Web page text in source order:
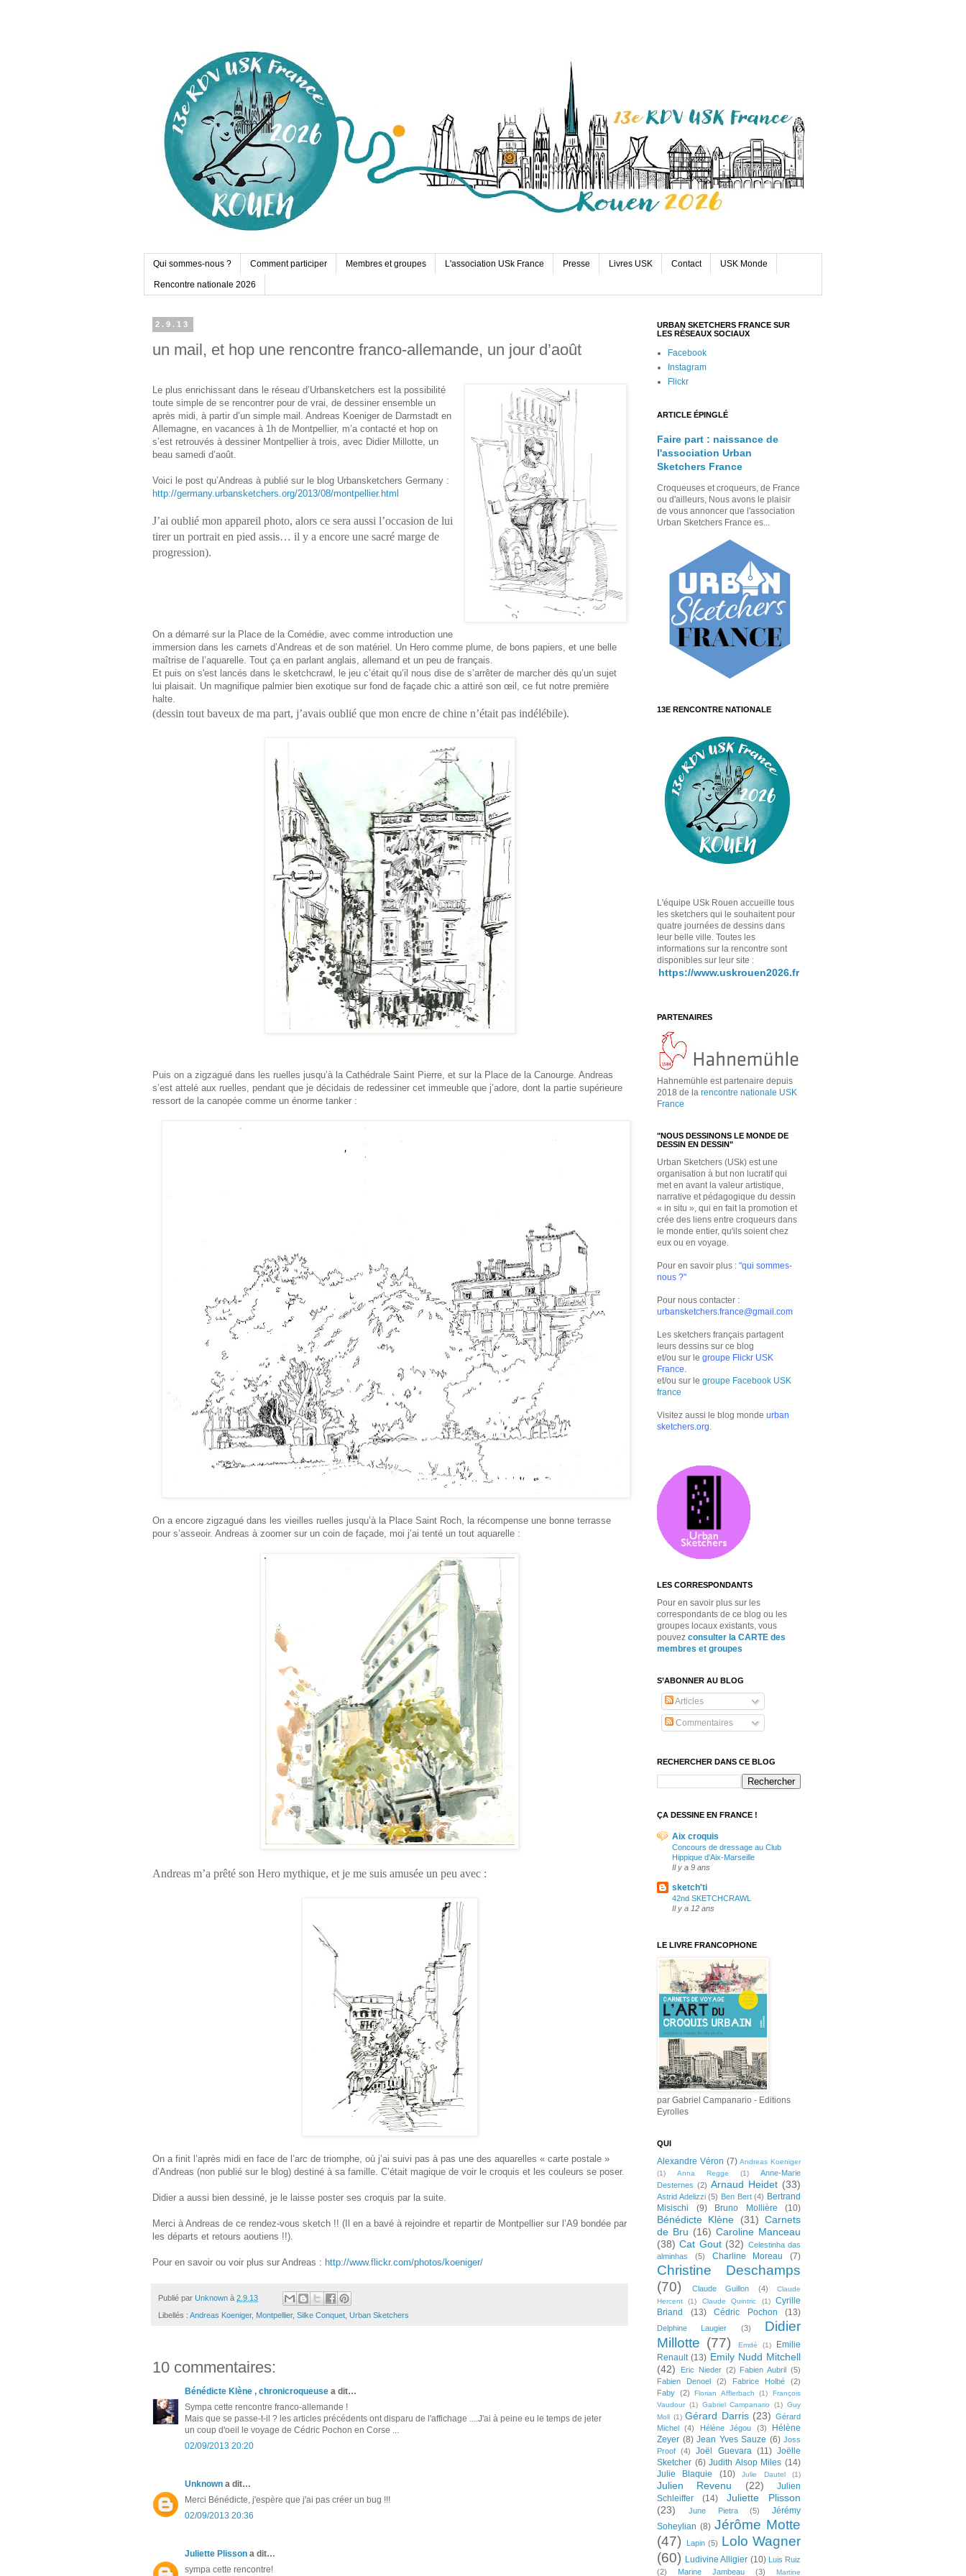
Qui sommes-nous ? Comment participer Membres et groupes L'association USk France Presse Livres USK Contact USK Monde
Rencontre nationale 2026
2.9.13
un mail, et hop une rencontre franco-allemande, un jour d’août
Le plus enrichissant dans le réseau d’Urbansketchers est la possibilité
toute simple de se rencontrer pour de vrai, de dessiner ensemble un
après midi, à partir d’un simple mail. Andreas Koeniger de Darmstadt en
Allemagne, en vacances à 1h de Montpellier, m’a contacté et hop on
s’est retrouvés à dessiner Montpellier à trois, avec Didier Millotte, un
beau samedi d’août.
Voici le post qu’Andreas à publié sur le blog Urbansketchers Germany :
http://germany.urbansketchers.org/2013/08/montpellier.html
J’ai oublié mon appareil photo, alors ce sera aussi l’occasion de lui
tirer un portrait en pied assis… il y a encore une sacré marge de
progression).
On a démarré sur la Place de la Comédie, avec comme introduction une
immersion dans les carnets d’Andreas et de son matériel. Un Hero comme plume, de bons papiers, et une belle
maîtrise de l’aquarelle. Tout ça en parlant anglais, allemand et un peu de français.
Et puis on s'est lancés dans le sketchcrawl, le jeu c’était qu’il nous dise de s’arrêter de marcher dès qu’un sujet
lui plaisait. Un magnifique palmier bien exotique sur fond de façade chic a attiré son œil, ce fut notre première
halte.
(dessin tout baveux de ma part, j’avais oublié que mon encre de chine n’était pas indélébile).
Puis on a zigzagué dans les ruelles jusqu’à la Cathédrale Saint Pierre, et sur la Place de la Canourge. Andreas
s’est attelé aux ruelles, pendant que je décidais de redessiner cet immeuble que j’adore, dont la partie supérieure
ressort de la canopée comme un énorme tanker :
On a encore zigzagué dans les vieilles ruelles jusqu’à la Place Saint Roch, la récompense une bonne terrasse
pour s’asseoir. Andreas à zoomer sur un coin de façade, moi j’ai tenté un tout aquarelle :
Andreas m’a prêté son Hero mythique, et je me suis amusée un peu avec :
On a finit l’après midi en face de l’arc de triomphe, où j’ai suivi pas à pas une des aquarelles « carte postale »
d’Andreas (non publié sur le blog) destiné à sa famille. C’était magique de voir le croquis et les couleurs se poser.
Didier a aussi bien dessiné, je le laisse poster ses croquis par la suite.
Merci à Andreas de ce rendez-vous sketch !! (Il en a bavé à rejoindre et repartir de Montpellier sur l’A9 bondée par
les départs et retours aoutiens !!).
Pour en savoir ou voir plus sur Andreas : http://www.flickr.com/photos/koeniger/
Publié par Unknown à 2.9.13
Libellés : Andreas Koeniger, Montpellier, Silke Conquet Urban Sketchers
10 commentaires:
Bénédicte Klène , chronicroqueuse a dit…
Sympa cette rencontre franco-allemande !
Mais que se passe-t-il ? les articles précédents ont disparu de l'affichage ....J'ai à peine eu le temps de jeter
un coup d'oeil le voyage de Cédric Pochon en Corse ...
02/09/2013 20:20
Unknown a dit…
Merci Bénédicte, j'espère que j'ai pas créer un bug !!!
02/09/2013 20:36
Juliette Plisson a dit…
sympa cette rencontre!
URBAN SKETCHERS FRANCE SUR
LES RÉSEAUX SOCIAUX
Facebook
Instagram
Flickr
ARTICLE ÉPINGLÉ
Faire part : naissance de
l'association Urban
Sketchers France
Croqueuses et croqueurs, de France
ou d'ailleurs, Nous avons le plaisir
de vous annoncer que l'association
Urban Sketchers France es...
13E RENCONTRE NATIONALE
L'équipe USk Rouen accueille tous
les sketchers qui le souhaitent pour
quatre journées de dessins dans
leur belle ville. Toutes les
informations sur la rencontre sont
disponibles sur leur site :
https://www.uskrouen2026.fr
PARTENAIRES
Hahnemühle est partenaire depuis
2018 de la rencontre nationale USK
France
"NOUS DESSINONS LE MONDE DE
DESSIN EN DESSIN"
Urban Sketchers (USk) est une
organisation à but non lucratif qui
met en avant la valeur artistique,
narrative et pédagogique du dessin
« in situ », qui en fait la promotion et
crée des liens entre croqueurs dans
le monde entier, qu'ils soient chez
eux ou en voyage.
Pour en savoir plus : "qui sommes-
nous ?"
Pour nous contacter :
urbansketchers.france@gmail.com
Les sketchers français partagent
leurs dessins sur ce blog
et/ou sur le groupe Flickr USK
France
et/ou sur le groupe Facebook USK
france
Visitez aussi le blog monde urban
sketchers.org
LES CORRESPONDANTS
Pour en savoir plus sur les
correspondants de ce blog ou les
groupes locaux existants, vous
pouvez consulter la CARTE des
membres et groupes
S’ABONNER AU BLOG
Articles
Commentaires
RECHERCHER DANS CE BLOG
ÇA DESSINE EN FRANCE !
Aix croquis
Concours de dressage au Club
Hippique d'Aix-Marseille
Il y a 9 ans
sketch'ti
42nd SKETCHCRAWL
Il y a 12 ans
LE LIVRE FRANCOPHONE
par Gabriel Campanario - Editions
Eyrolles
QUI
Alexandre Véron (7) Andreas Koeniger
(1)
Anna Regge (1)
Anne-Marie
Desternes (2) Arnaud Heidet (33)
Astrid Adelizzi (5) Ben Bert (4) Bertrand
Misischi
(9) Bruno Mollière (10)
Bénédicte Klène (31) Carnets
de Bru (16) Caroline Manceau
(38) Cat Gout (32) Celestinha das
alminhas
(5) Charline Moreau (7)
Christine Deschamps
(70)
Claude Guillon (4)
Claude
Hercent
(1) Claude Quintric (1)
Cyrille
Briand
(13) Cédric Pochon (13)
Delphine Laugier (3)
Didier
Millotte (77) Emdé (1)
Emilie
Renault (13) Emily Nudd Mitchell
(42)
Eric Nieder (2) Fabien Aubril (5)
Fabien Denoel
(2) Fabrice Holbé
(2)
Faby (2) Florian Afflerbach (1)
François
Vaudour (1) Gabriel Campanario (1) Guy
Moll (1) Gérard Darris (23) Gérard
Michel
(4) Hélène Jégou (3)
Hélène
Zeyer (8) Jean Yves Sauze (6) Joss
Proof
(4) Joël Guevara (11) Joëlle
Sketcher (6) Judith Alsop Miles (14)
Julie Blaquie
(10) Julie Dautel (1)
Julien Revenu (22)
Julien
Schleiffer
(14)
Juliette Plisson
(23)
June Pietra (5)
Jérémy
Soheylian (8) Jérôme Motte
(47)
Lapin (5) Lolo Wagner
(60) Ludivine Alligier (10) Luis Ruiz
(2)
Marine Jambeau (3) Martine